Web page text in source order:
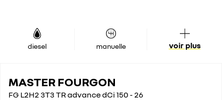
diesel manuelle voir plus
MASTER FOURGON
FG L2H2 3T3 TR advance dCi 150 - 26